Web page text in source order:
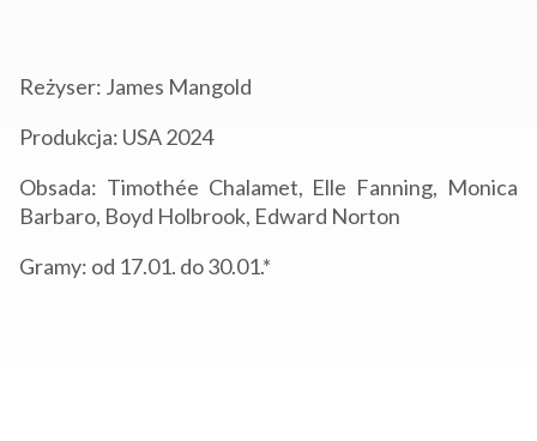
Reżyser: James Mangold
Produkcja: USA 2024
Obsada: Timothée Chalamet, Elle Fanning, Monica
Barbaro, Boyd Holbrook, Edward Norton
Gramy: od 17.01. do 30.01.*